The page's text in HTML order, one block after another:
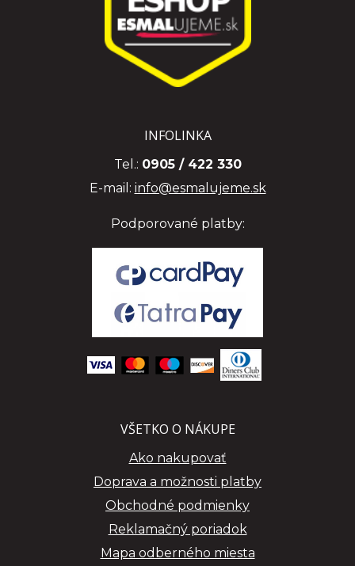
INFOLINKA
Tel.: 0905 / 422 330
E-mail: info@esmalujeme.sk
Podporované platby:
VŠETKO O NÁKUPE
Ako nakupovať
Doprava a možnosti platby
Obchodné podmienky
Reklamačný poriadok
Mapa odberného miesta